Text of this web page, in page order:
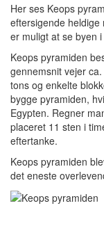
Her ses Keops
eftersigende heldige
er muligt at se byen
Keops pyramiden
gennemsnit vejer
tons og enkelte
bygge pyramiden,
Egypten. Regner
placeret 11 sten i
eftertanke.
Keops pyramiden
det eneste